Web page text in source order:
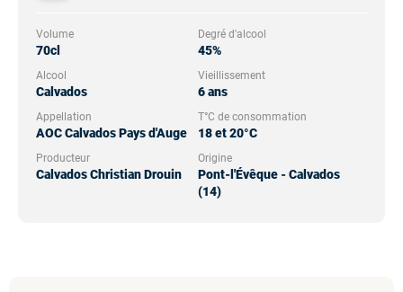
Volume
70cl
Degré d'alcool
45%
Alcool
Calvados
Vieillissement
6 ans
Appellation
AOC Calvados Pays d'Auge
T°C de consommation
18 et 20°C
Producteur
Calvados Christian Drouin
Origine
Pont-l'Évêque - Calvados
(14)